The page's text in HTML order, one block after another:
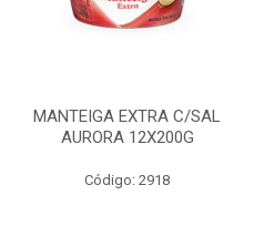
MANTEIGA EXTRA C/SAL
AURORA 12X200G
Código: 2918